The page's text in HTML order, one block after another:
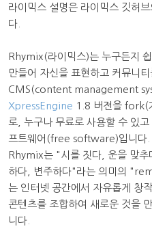
라이믹스 설명은 라이믹스 깃허
다.
Rhymix(라이믹스)는 누구든지
만들어 자신을 표현하고 커뮤니
CMS(content management
XpressEngine 1.8 버전을 fork(
로, 누구나 무료로 사용할 수 있
프트웨어(free software)입니다.
Rhymix는 "시를 짓다, 운을 맞
하다, 변주하다"라는 의미의
는 인터넷 공간에서 자유롭게 창
콘텐츠를 조합하여 새로운 것을
니다.